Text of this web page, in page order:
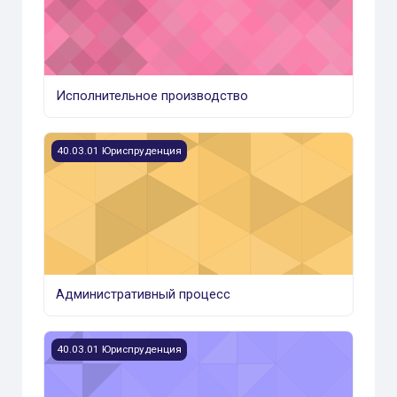
Исполнительное производство
Изображение курса Административный процесс
40.03.01 Юриспруденция
Административный процесс
Изображение курса Юридическое
40.03.01 Юриспруденция